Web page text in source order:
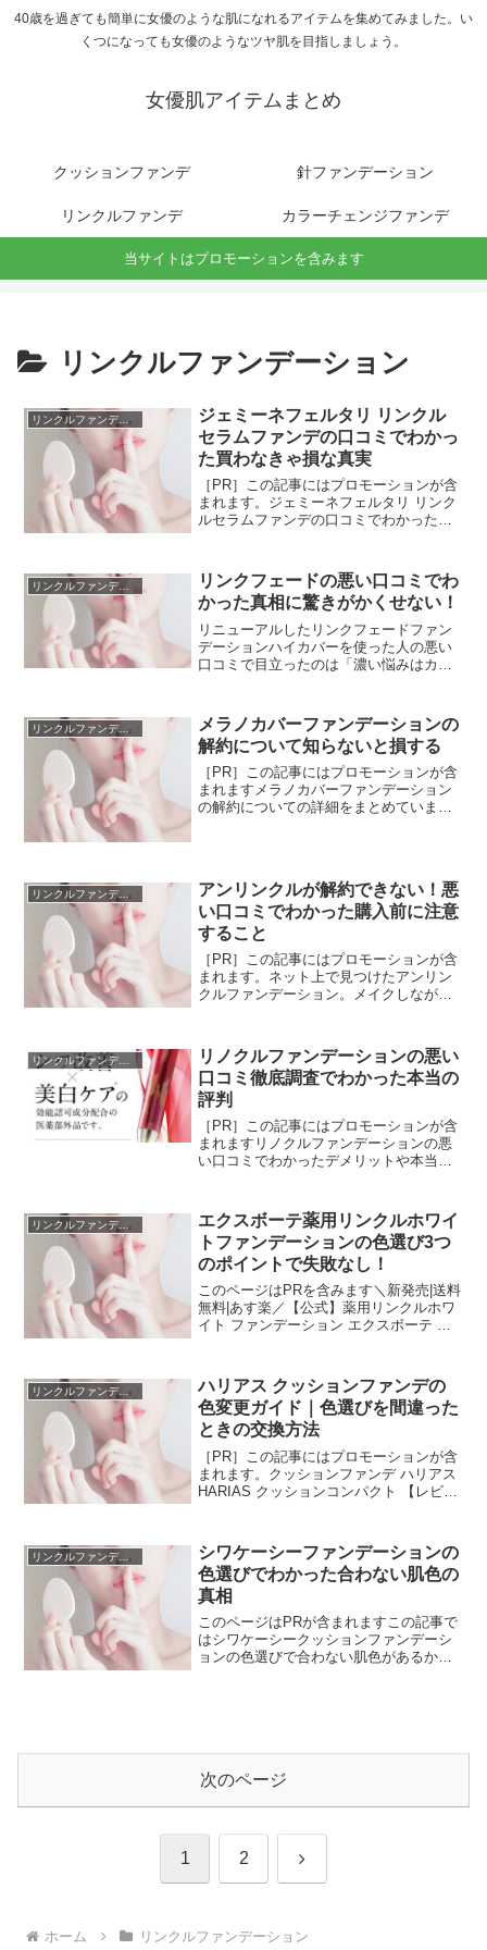
40歳を過ぎても簡単に女優のような肌になれるアイテムを集めてみました。い
くつになっても女優のようなツヤ肌を目指しましょう。
女優肌アイテムまとめ
クッションファンデ 針ファンデーション
リンクルファンデ カラーチェンジファンデ
当サイトはプロモーションを含みます
リンクルファンデーション
リンクルファンデーション
ジェミーネフェルタリ リンクル
セラムファンデの口コミでわかっ
た買わなきゃ損な真実
［PR］この記事にはプロモーションが含
まれます。ジェミーネフェルタリ リンク
ルセラムファンデの口コミでわかった真
チャンネルで紹介され評判になりまし
た。アットコスメの口...
リンクルファンデーション
リンクフェードの悪い口コミでわ
かった真相に驚きがかくせない！
リニューアルしたリンクフェードファン
デーションハイカバーを使った人の悪い
口コミで目立ったのは「濃い悩みはカバ
ないことがあります。濃い悩みをメイク
効果でカバーするには重ね付けが必要で
すが、重ね方にコツがあります。
リンクルファンデーション
メラノカバーファンデーションの
解約について知らないと損する
［PR］この記事にはプロモーションが含
まれますメラノカバーファンデーション
の解約についての詳細をまとめていま
ドを配合してる医薬...
リンクルファンデーション
アンリンクルが解約できない！悪
い口コミでわかった購入前に注意
すること
［PR］この記事にはプロモーションが含
まれます。ネット上で見つけたアンリン
クルファンデーション。メイクしながら
になるワードが・・・・詳しく調査した
結果「解約したいけど電...
リンクルファンデーション
リノクルファンデーションの悪い
口コミ徹底調査でわかった本当の
評判
［PR］この記事にはプロモーションが含
まれますリノクルファンデーションの悪
い口コミでわかったデメリットや本当の
析した結論をいうと悩みの深さや肌の色
によって個人差あり。悩...
リンクルファンデーション
エクスボーテ薬用リンクルホワイ
トファンデーションの色選び3つ
のポイントで失敗なし！
このページはPRを含みます＼新発売|送料
無料|あす楽／【公式】薬用リンクルホワ
イト ファンデーション エクスボーテ ク
ション 日本製 美容液 レフィル haku...
リンクルファンデーション
ハリアス クッションファンデの
色変更ガイド｜色選びを間違った
ときの交換方法
［PR］この記事にはプロモーションが含
まれます。クッションファンデ ハリアス
HARIAS クッションコンパクト 【レビュ
べてまとめています。結論を言うと、色
変更で...
リンクルファンデーション
シワケーシーファンデーションの
色選びでわかった合わない肌色の
真相
このページはPRが含まれますこの記事で
はシワケーシークッションファンデーシ
ョンの色選びで合わない肌色があるか、
次のページ
1 2 次
ホーム リンクルファンデーション